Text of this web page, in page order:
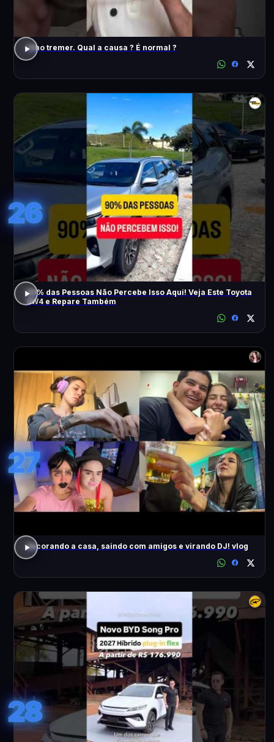
Olho tremer. Qual a causa ? É normal ?
26
90% das Pessoas Não Percebe Isso Aqui! Veja Este Toyota
SW4 e Repare Também
27
decorando a casa, saindo com amigos e virando DJ! vlog
28